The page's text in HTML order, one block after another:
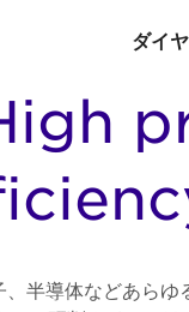
ダイ
、半導体などあら